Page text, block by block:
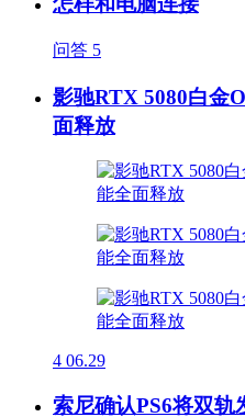
问答 5
影驰RTX 5080白金
面释放
4 06.29
索尼确认PS6将双